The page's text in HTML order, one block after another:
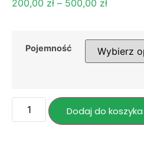
200,00 zł – 500,00 zł
Pojemność
Dodaj do koszyka